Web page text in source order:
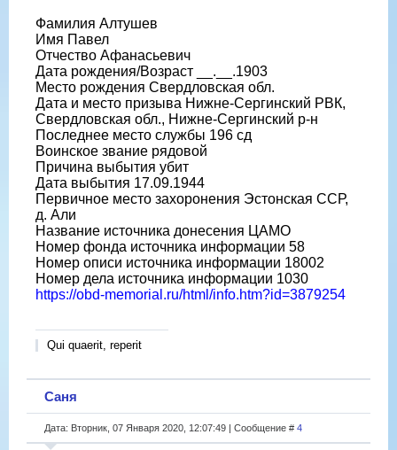
Фамилия Алтушев
Имя Павел
Отчество Афанасьевич
Дата рождения/Возраст __.__.1903
Место рождения Свердловская обл.
Дата и место призыва Нижне-Сергинский РВК,
Свердловская обл., Нижне-Сергинский р-н
Последнее место службы 196 сд
Воинское звание рядовой
Причина выбытия убит
Дата выбытия 17.09.1944
Первичное место захоронения Эстонская ССР,
д. Али
Название источника донесения ЦАМО
Номер фонда источника информации 58
Номер описи источника информации 18002
Номер дела источника информации 1030
https://obd-memorial.ru/html/info.htm?id=3879254
Qui quaerit, reperit
Саня
Дата: Вторник, 07 Января 2020, 12:07:49 | Сообщение # 4